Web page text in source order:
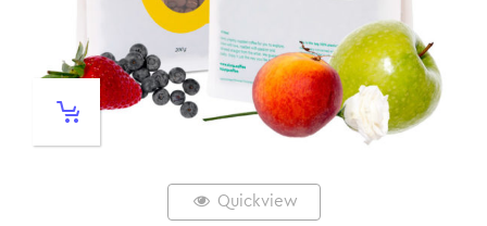
Quickview